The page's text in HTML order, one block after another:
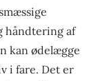
håndtering af
kan ødelægge
i fare. Det er